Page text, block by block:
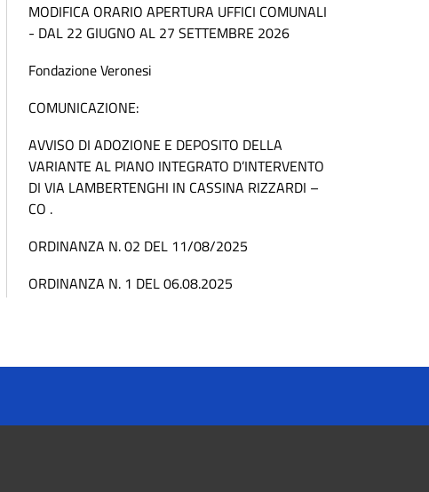
MODIFICA ORARIO APERTURA UFFICI COMUNALI
- DAL 22 GIUGNO AL 27 SETTEMBRE 2026
Fondazione Veronesi
COMUNICAZIONE:
AVVISO DI ADOZIONE E DEPOSITO DELLA
VARIANTE AL PIANO INTEGRATO D’INTERVENTO
DI VIA LAMBERTENGHI IN CASSINA RIZZARDI –
CO .
ORDINANZA N. 02 DEL 11/08/2025
ORDINANZA N. 1 DEL 06.08.2025